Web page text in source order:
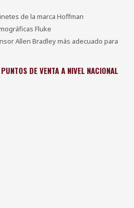
de la marca Hoffman
Fluke
Allen Bradley más adecuado para
DE VENTA A NIVEL NACIONAL